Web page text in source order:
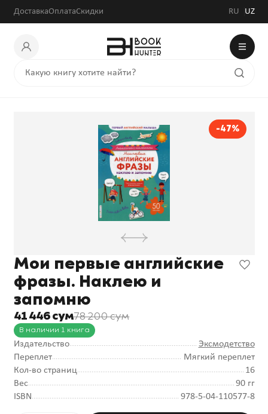
ДоставкаОплатаСкидки RU UZ
-47%
Мои первые английские
фразы. Наклею и
запомню
41 446 сум78 200 сум
В наличии 1 книга
Издательство
Эксмодетство
Переплет
Мягкий переплет
Кол-во страниц
16
Вес
90 гг
ISBN
978-5-04-110577-8